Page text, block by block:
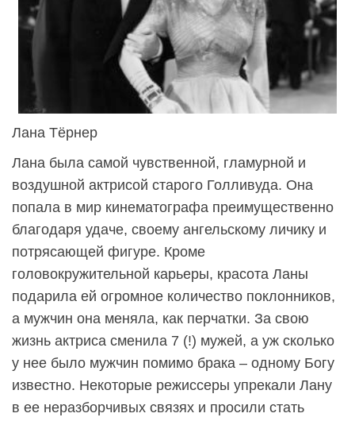
Лана Тёрнер
Лана была самой чувственной, гламурной и
воздушной актрисой старого Голливуда. Она
попала в мир кинематографа преимущественно
благодаря удаче, своему ангельскому личику и
потрясающей фигуре. Кроме
головокружительной карьеры, красота Ланы
подарила ей огромное количество поклонников,
а мужчин она меняла, как перчатки. За свою
жизнь актриса сменила 7 (!) мужей, а уж сколько
у нее было мужчин помимо брака – одному Богу
известно. Некоторые режиссеры упрекали Лану
в ее неразборчивых связях и просили стать